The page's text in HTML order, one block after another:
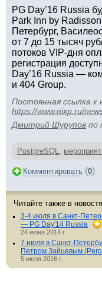
PG Day’16 Russia
Park Inn by
Петербург,
от 7 до 15 тысяч
потоков VIP-дня
регистрация
Day’16 Russia —
и 404 Group.
Постоянная ссылка к
https://www.nixp.ru/
Дмитрий Шурупов по
PostgreSQL,
Комментировать (0)
Читайте также в
3-4 июля в Санкт-
— PG Day'14 Russia
24 июня 2014 г.
7 июля в Санкт-
Петром Зайцевым
5 июля 2016 г.